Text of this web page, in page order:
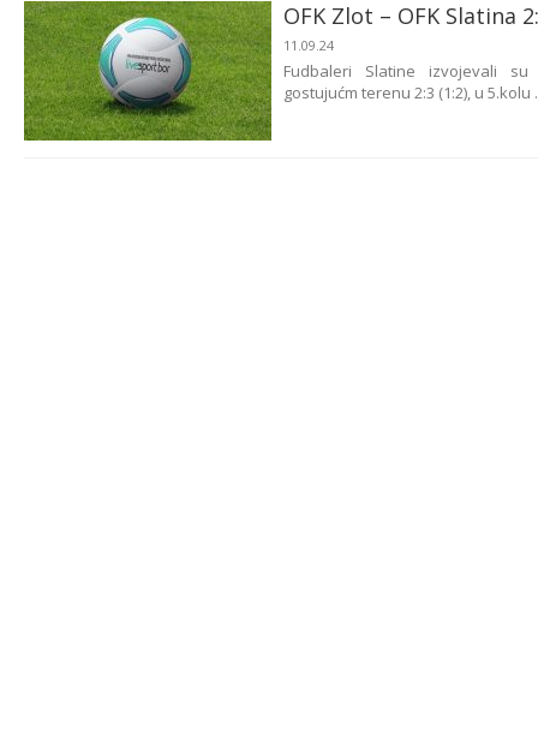
OFK Zlot – OFK Slatina
11.09.24
Fudbaleri Slatine izvojevali
gostujućm terenu 2:3 (1:2), u 5.kolu